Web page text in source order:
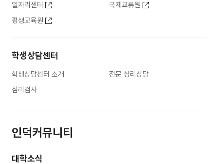
일자리센터
국제교류원
평생교육원
학생상담센터
학생상담센터 소개
전문 심리상담
심리검사
인덕커뮤니티
대학소식